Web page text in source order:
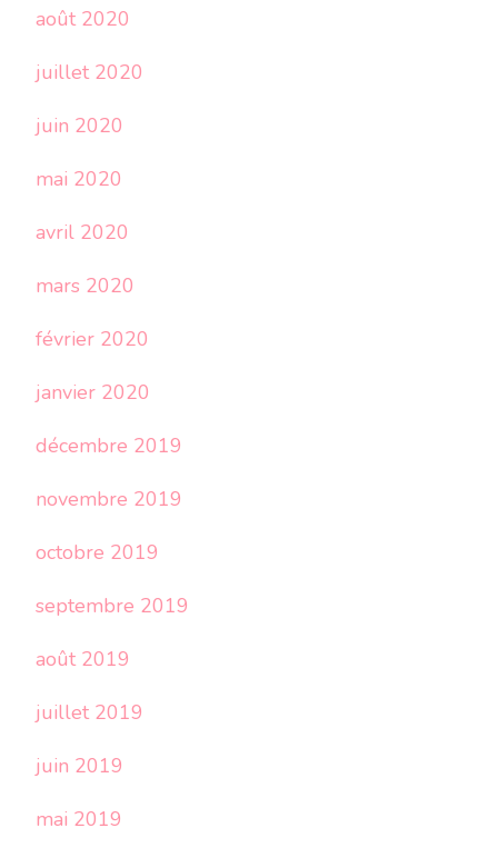
août 2020
juillet 2020
juin 2020
mai 2020
avril 2020
mars 2020
février 2020
janvier 2020
décembre 2019
novembre 2019
octobre 2019
septembre 2019
août 2019
juillet 2019
juin 2019
mai 2019